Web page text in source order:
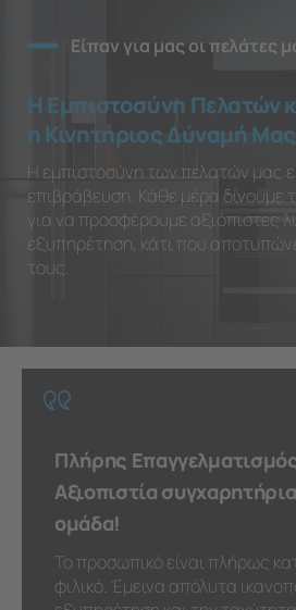
Είπαν για μας οι πελάτες
Η Εμπιστοσύνη Πελατών
η Κινητήριος Δύναμή Μας
Η εμπιστοσύνη των πελατών μας
επιβράβευση. Κάθε μέρα δίνουμε
για να προσφέρουμε αξιόπιστες
εξυπηρέτηση, κάτι που
τους.
Πλήρης
Αξιοπιστία
ομάδα!
Το προσωπικό είναι πλήρως
φιλικό. Έμεινα απόλυτα